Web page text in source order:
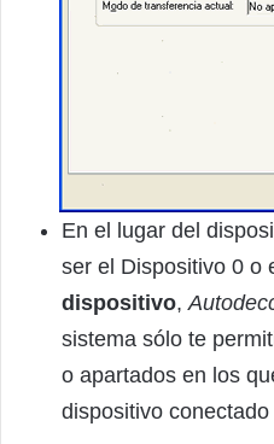
En el lugar del
ser el Dispositivo 0 o
dispositivo,
sistema sólo te
o apartados en los
dispositivo